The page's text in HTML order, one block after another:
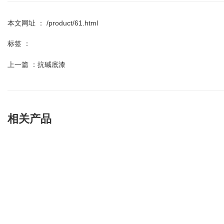
本文网址 ： /product/61.html
标签 ：
上一篇 ： 抗碱底漆
相关产品